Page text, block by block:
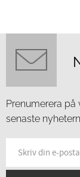
Prenumerera
senaste